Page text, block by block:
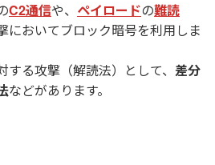
C2通信や、 ペイロードの難読
においてブロック暗号を利用しま
る攻撃（解読法）として、 差分
などがあります。